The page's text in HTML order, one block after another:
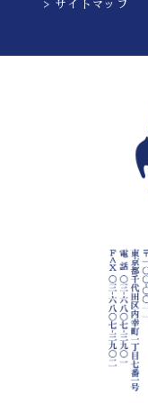
> サイトマップ